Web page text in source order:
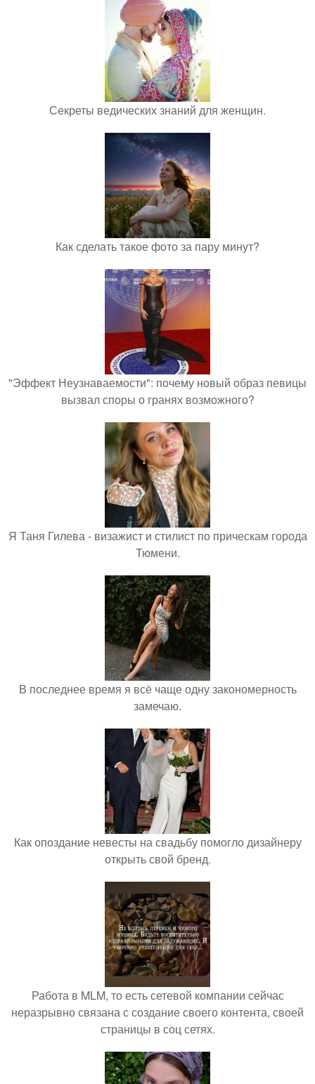
Секреты ведических знаний для женщин.
Как сделать такое фото за пару минут?
"Эффект Неузнаваемости": почему новый образ певицы
вызвал споры о гранях возможного?
Я Таня Гилева - визажист и стилист по прическам города
Тюмени.
В последнее время я всё чаще одну закономерность
замечаю.
Как опоздание невесты на свадьбу помогло дизайнеру
открыть свой бренд.
Работа в MLM, то есть сетевой компании сейчас
неразрывно связана с создание своего контента, своей
страницы в соц сетях.